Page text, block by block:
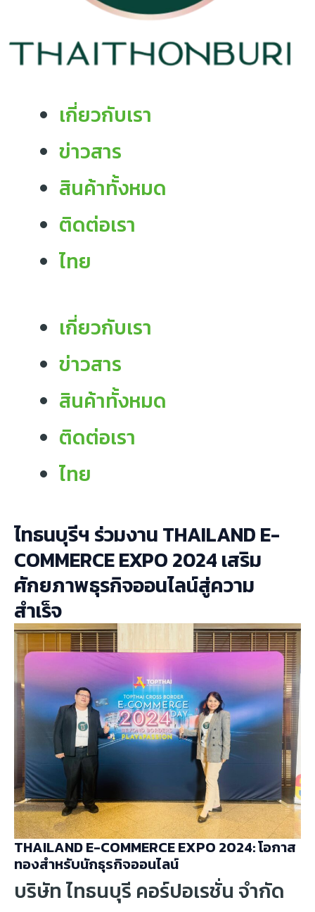
เกี่ยวกับเรา
ข่าวสาร
สินค้าทั้งหมด
ติดต่อเรา
ไทย
เกี่ยวกับเรา
ข่าวสาร
สินค้าทั้งหมด
ติดต่อเรา
ไทย
ไทธนบุรีฯ ร่วมงาน THAILAND E-
COMMERCE EXPO 2024 เสริม
ศักยภาพธุรกิจออนไลน์สู่ความ
สำเร็จ
THAILAND E-COMMERCE EXPO 2024: โอกาส
ทองสำหรับนักธุรกิจออนไลน์
บริษัท ไทธนบุรี คอร์ปอเรชั่น จำกัด